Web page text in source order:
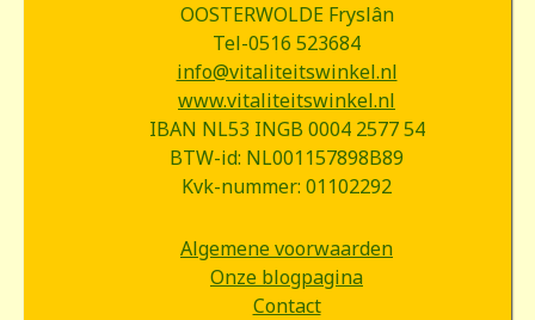
OOSTERWOLDE Fryslân
Tel-0516 523684
info@vitaliteitswinkel.nl
www.vitaliteitswinkel.nl
IBAN NL53 INGB 0004 2577 54
BTW-id: NL001157898B89
Kvk-nummer: 01102292
Algemene voorwaarden
Onze blogpagina
Contact